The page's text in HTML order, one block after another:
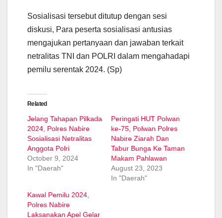
Sosialisasi tersebut ditutup dengan sesi
diskusi, Para peserta sosialisasi antusias
mengajukan pertanyaan dan jawaban terkait
netralitas TNI dan POLRI dalam mengahadapi
pemilu serentak 2024. (Sp)
Related
Jelang Tahapan Pilkada
2024, Polres Nabire
Sosialisasi Netralitas
Anggota Polri
October 9, 2024
In "Daerah"
Peringati HUT Polwan
ke-75, Polwan Polres
Nabire Ziarah Dan
Tabur Bunga Ke Taman
Makam Pahlawan
August 23, 2023
In "Daerah"
Kawal Pemilu 2024,
Polres Nabire
Laksanakan Apel Gelar